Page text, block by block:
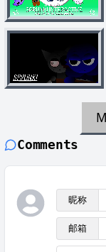
Comments
昵称
邮箱